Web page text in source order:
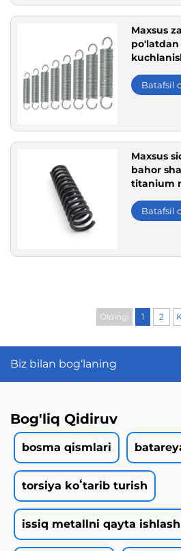
Maxsus
po'latdan
Batafsil
Maxsus
bahor
titanium
Batafsil
Oldingi 1 2
Biz bilan bog‘laning
Bog'liq Qidiruv
bosma qismlari
torsiya koʻtarib turish
issiq metallni qayta ishlash